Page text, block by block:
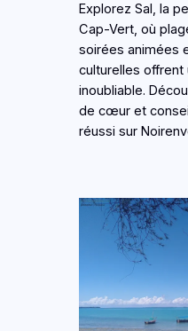
Explorez Sal, la
Cap-Vert, où
soirées animées
culturelles offrent
inoubliable.
de cœur et
réussi sur